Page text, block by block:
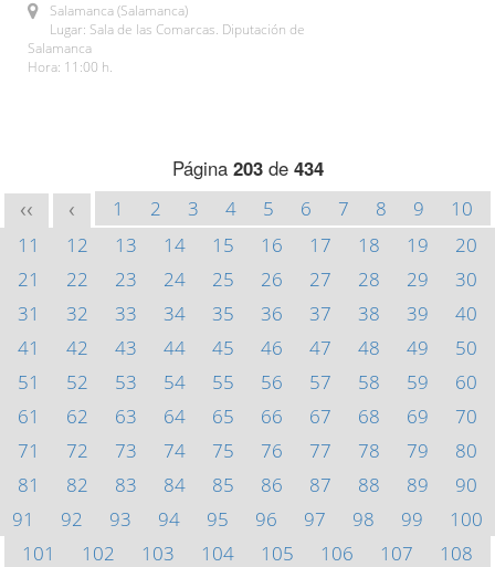
Salamanca (Salamanca)
Lugar: Sala de las Comarcas. Diputación de
Salamanca
Hora: 11:00 h.
Página 203de 434
<< < 1 2 3 4 5 6 7 8 9
10
11
12 13 14 15 16 17 18 19
20
21
22 23 24 25 26 27 28 29
30
31
32 33 34 35 36 37 38 39
40
41
42 43 44 45 46 47 48 49
50
51
52 53 54 55 56 57 58 59
60
61
62 63 64 65 66 67 68 69
70
71
72 73 74 75 76 77 78 79
80
81
82 83 84 85 86 87 88 89
90
91
92 93 94 95 96 97 98 99
100
101
102 103 104 105 106 107
108